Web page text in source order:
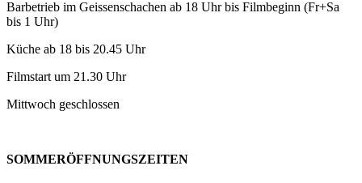
Barbetrieb im Geissenschachen ab 18 Uhr bis Filmbeginn (Fr+Sa
bis 1 Uhr)
Küche ab 18 bis 20.45 Uhr
Filmstart um 21.30 Uhr
Mittwoch geschlossen
SOMMERÖFFNUNGSZEITEN